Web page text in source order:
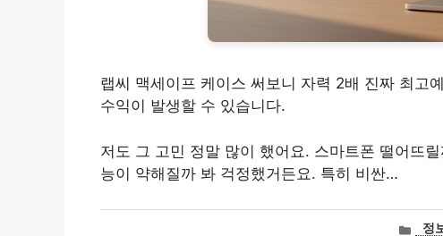
랩씨 맥세이프 케이스 써보니 자력 2배 진짜 최고
수익이 발생할 수 있습니다.
저도 그 고민 정말 많이 했어요. 스마트폰 떨어뜨
능이 약해질까 봐 걱정했거든요. 특히 비싼…
카정